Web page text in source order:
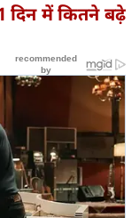
दिन में कितने बढ़े